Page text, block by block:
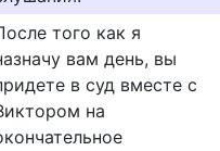
того как я
вам день, вы
в суд вместе с
на